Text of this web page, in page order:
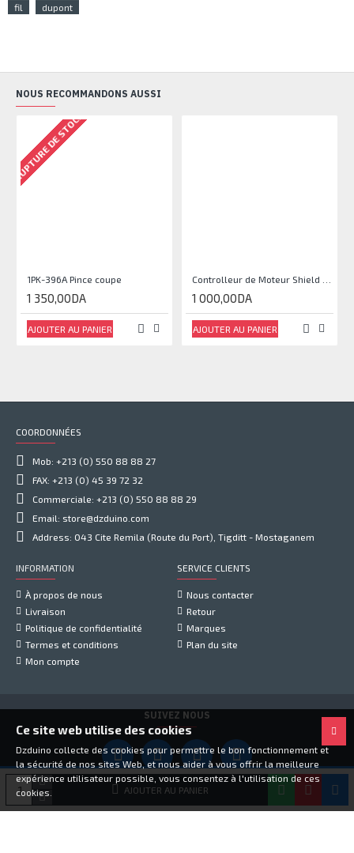
AJOUTER AU PANIER
fil
dupont
NOUS RECOMMANDONS AUSSI
RUPTURE DE STOCK
1PK-396A Pince coupe
1 350,00DA
AJOUTER AU PANIER
1 000,00DA
AJOUTER AU PANIER
COORDONNÉES
Mob: +213 (0) 550 88 88 27
FAX: +213 (0) 45 39 72 32
Commerciale: +213 (0) 550 88 88 29
Email: store@dzduino.com
Address: 043 Cite Remila (Route du Port), Tigditt - Mostaganem
INFORMATION
À propos de nous
Livraison
Politique de confidentialité
Termes et conditions
Mon compte
SERVICE CLIENTS
Nous contacter
Retour
Marques
Plan du site
SUIVEZ NOUS
Copyright © 2021, Dzduino Electronics, Tous droits réservés
Ce site web utilise des cookies
Dzduino collecte des cookies pour permettre le bon fonctionnement et
la sécurité de nos sites Web, et nous aider à vous offrir la meilleure
expérience utilisateur possible, vous consentez à l'utilisation de ces
cookies.